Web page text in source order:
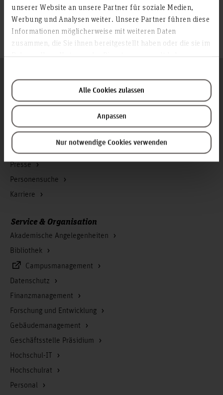
unserer Website an unsere Partner für soziale Medien,
Werbung und Analysen weiter. Unsere Partner führen diese
Informationen möglicherweise mit weiteren Daten
zusammen, die Sie ihnen bereitgestellt haben oder die sie im
Alle Cookies zulassen
Anpassen
Nur notwendige Cookies verwenden
© Julian Rickert
© Julian Rickert
Zum Seitenanfang
Infos zur Hochschule
Kontakt und Anreise
Startseite Hochschule Hannover
Presse
Personensuche
Karriere
Service & Organisation
Akademische Angelegenheiten
Bibliothek
Campusmanagement
Datenschutz
Finanzmanagement
Forschung und Entwicklung
Gebäudemanagement
Geschäftsstelle Präsidium
Hochschul-IT
Hochschulrat
Personal